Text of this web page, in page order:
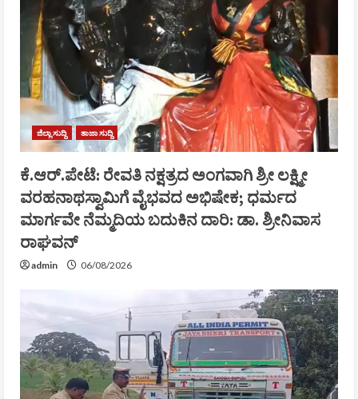
ಜಿಲ್ಲಾ ಸುದ್ದಿ ತಾಜಾ ಸುದ್ದಿ
ಕೆ.ಆರ್.ಪೇಟೆ: ರೇವತಿ ನಕ್ಷತ್ರದ ಅಂಗವಾಗಿ ಶ್ರೀ ಲಕ್ಷ್ಮೀ
ವರಹನಾಥಸ್ವಾಮಿಗೆ ವೈಭವದ ಅಭಿಷೇಕ; ಧರ್ಮದ
ಮಾರ್ಗವೇ ನೆಮ್ಮದಿಯ ಬದುಕಿನ ದಾರಿ: ಡಾ. ಶ್ರೀನಿವಾಸ
ರಾಘವನ್
admin 06/08/2026